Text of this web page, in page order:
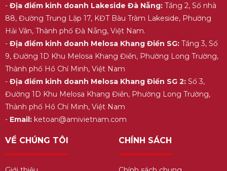
- Địa điểm kinh doanh Lakeside Đà Nẵng:Tầng 2, Số nhà
88, Đường Trung Lập 17, KĐT Bàu Tràm Lakeside, Phường
Hải Vân, Thành phố Đà Nẵng, Việt Nam.
- Địa điểm kinh doanh Melosa Khang Điền SG:Tầng 3, Số
9, Đường 1D Khu Melosa Khang Điền, Phường Long Trường,
Thành phố Hồ Chí Minh, Việt Nam
- Địa điểm kinh doanh Melosa Khang Điền SG 2:Số 3,
Đường 1D Khu Melosa Khang Điền, Phường Long Trường,
Thành phố Hồ Chí Minh, Việt Nam
- Email:ketoan@amivietnam.com
VỀ CHÚNG TÔI CHÍNH SÁCH